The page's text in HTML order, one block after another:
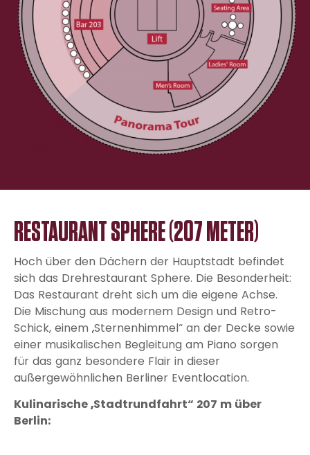
RESTAURANT SPHERE (207 METER)
Hoch über den Dächern der Hauptstadt befindet
sich das Drehrestaurant Sphere. Die Besonderheit:
Das Restaurant dreht sich um die eigene Achse.
Die Mischung aus modernem Design und Retro-
Schick, einem „Sternenhimmel“ an der Decke sowie
einer musikalischen Begleitung am Piano sorgen
für das ganz besondere Flair in dieser
außergewöhnlichen Berliner Eventlocation.
Kulinarische „Stadtrundfahrt“ 207 m über
Berlin: